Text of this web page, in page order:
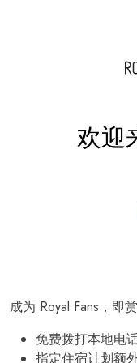
欢迎
成为 Royal Fans，即
免费拨打本地电
指定住宿计划额